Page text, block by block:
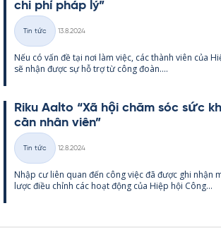
chi phí pháp lý”
Thể
loại
Tin tức
13.8.2024
Nếu có vấn đề tại nơi làm việc, các thành viên của
sẽ nhận được sự hỗ trợ từ công đoàn....
Riku Aalto “Xã hội chăm sóc sức
cần nhân viên”
Thể
loại
Tin tức
12.8.2024
Nhập cư liên quan đến công việc đã được ghi nhận
lược điều chỉnh các hoạt động của Hiệp hội Công...